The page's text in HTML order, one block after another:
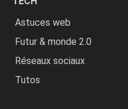
Astuces web
Futur & monde 2.0
Réseaux sociaux
Tutos